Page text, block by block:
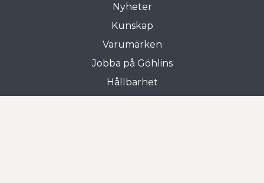
Nyheter
Kunskap
Varumärken
Jobba på Göhlins
Hållbarhet